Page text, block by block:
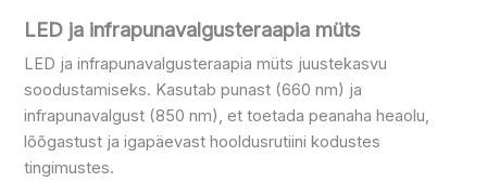
LED ja infrapunavalgusteraapia müts
LED ja infrapunavalgusteraapia müts juustekasvu
soodustamiseks. Kasutab punast (660 nm) ja
infrapunavalgust (850 nm), et toetada peanaha heaolu,
lõõgastust ja igapäevast hooldusrutiini kodustes
tingimustes.